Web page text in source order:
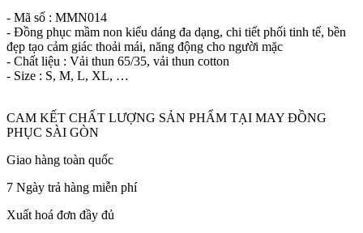
- Mã số : MMN014
- Đồng phục mầm non kiểu dáng đa dạng, chi tiết phối tinh tế, bền
đẹp tạo cảm giác thoải mái, năng động cho người mặc
- Chất liệu : Vải thun 65/35, vải thun cotton
- Size : S, M, L, XL, …
CAM KẾT CHẤT LƯỢNG SẢN PHẨM TẠI MAY ĐỒNG
PHỤC SÀI GÒN
Giao hàng toàn quốc
7 Ngày trả hàng miễn phí
Xuất hoá đơn đầy đủ